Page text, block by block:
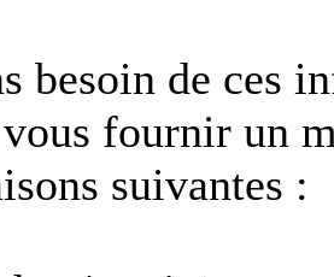
besoin de ces
fournir un
suivantes :